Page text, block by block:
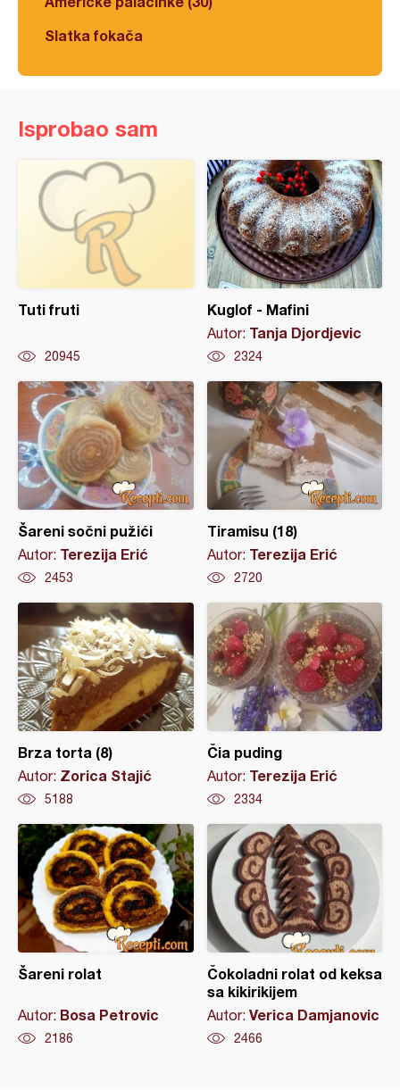
Slatka fokača
Isprobao sam
Tuti fruti
20945
Kuglof - Mafini
Autor: Tanja Djordjevic
2324
Šareni sočni pužići
Autor: Terezija Erić
2453
Tiramisu (18)
Autor: Terezija Erić
2720
Brza torta (8)
Autor: Zorica Stajić
5188
Čia puding
Autor: Terezija Erić
2334
Šareni rolat
Autor: Bosa Petrovic
2186
Čokoladni rolat od keksa
sa kikirikijem
Autor: Verica Damjanovic
2466